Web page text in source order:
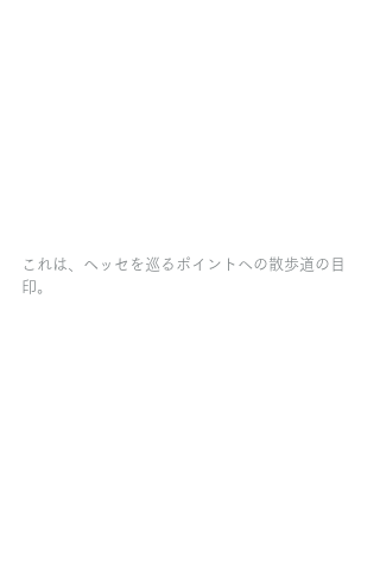
これは、ヘッセを巡るポイントへの散歩道の目
印。